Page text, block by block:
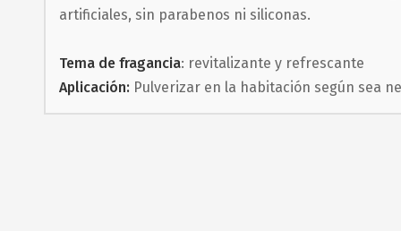
artificiales, sin parabenos ni siliconas.
Tema de fragancia: revitalizante y refrescante
Aplicación:Pulverizar en la habitación según sea